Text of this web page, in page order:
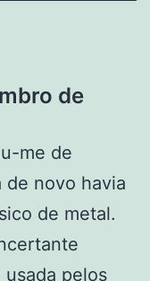
de
me de
de novo havia
de metal.
pelos